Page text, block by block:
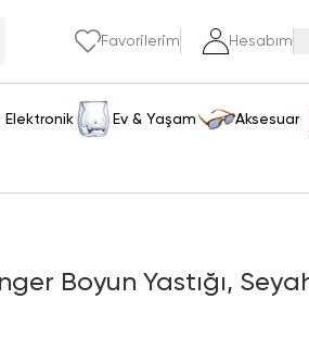
Favorilerim Hesabım
Elektronik Ev & Yaşam Aksesuar
Boyun Yastığı,